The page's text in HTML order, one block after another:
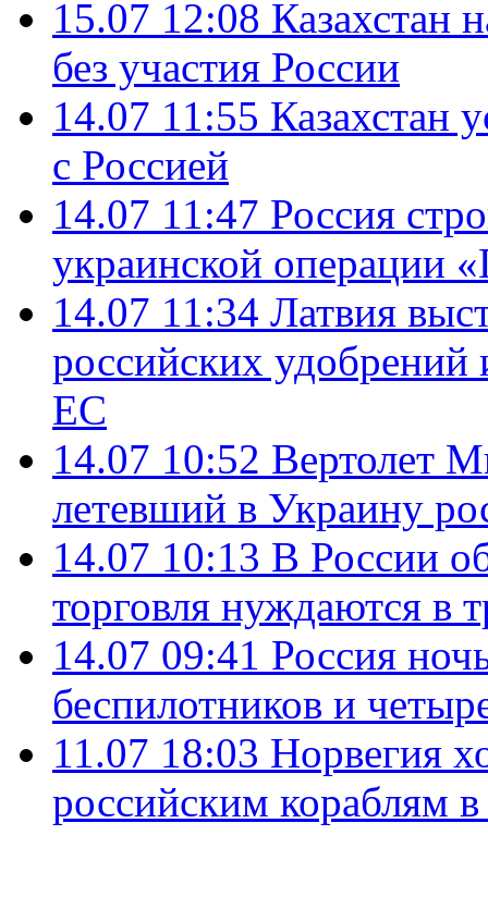
15.07 12:08 Казахстан
без участия России
14.07 11:55 Казахстан
с Россией
14.07 11:47 Россия
украинской операции
14.07 11:34 Латвия
российских
ЕС
14.07 10:52 Вертолет
летевший в Украину
14.07 10:13 В России
торговля нуждаются в
14.07 09:41 Россия
беспилотников и
11.07 18:03 Норвегия
российским кораблям